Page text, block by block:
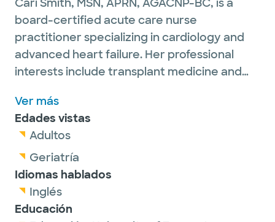
Cari Smith, MSN, APRN, AGACNP-BC, is a
board-certified acute care nurse
practitioner specializing in cardiology and
advanced heart failure. Her professional
interests include transplant medicine and
for adult patients.
She is a member of the American Nurses
Association and the American Association of
Critical Care Nurses.
Ver más
Edades vistas
Adultos
Geriatría
Idiomas hablados
Inglés
Educación